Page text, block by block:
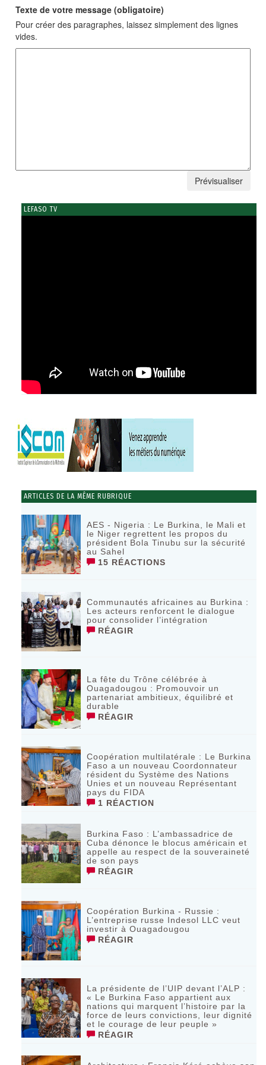
Texte de votre message (obligatoire)
Pour créer des paragraphes, laissez simplement des lignes
vides.
LEFASO TV
ARTICLES DE LA MÊME RUBRIQUE
AES - Nigeria : Le Burkina, le Mali et
le Niger regrettent les propos du
président Bola Tinubu sur la sécurité
au Sahel
15 RÉACTIONS
Communautés africaines au Burkina :
Les acteurs renforcent le dialogue
pour consolider l’intégration
RÉAGIR
La fête du Trône célébrée à
Ouagadougou : Promouvoir un
partenariat ambitieux, équilibré et
durable
RÉAGIR
Coopération multilatérale : Le Burkina
Faso a un nouveau Coordonnateur
résident du Système des Nations
Unies et un nouveau Représentant
pays du FIDA
1 RÉACTION
Burkina Faso : L’ambassadrice de
Cuba dénonce le blocus américain et
appelle au respect de la souveraineté
de son pays
RÉAGIR
Coopération Burkina - Russie :
L’entreprise russe Indesol LLC veut
investir à Ouagadougou
RÉAGIR
La présidente de l’UIP devant l’ALP :
« Le Burkina Faso appartient aux
nations qui marquent l’histoire par la
force de leurs convictions, leur dignité
et le courage de leur peuple »
RÉAGIR